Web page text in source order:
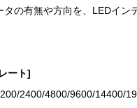
タの有無や方向を、LEDイン
ート]
2400/4800/9600/14400/